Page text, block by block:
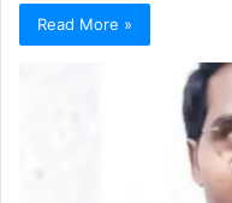
Read More »